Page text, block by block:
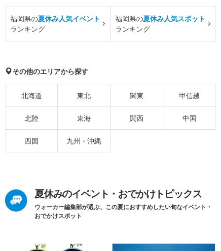
福岡県の夏休み人気イベント
ランキング
福岡県の夏休み人気スポット
ランキング
その他のエリアから探す
北海道 東北 関東 甲信越
北陸 東海 関西 中国
四国 九州・沖縄
夏休みのイベント・おでかけトピックス
ウォーカー編集部が選ぶ、この夏におすすめしたい旬なイベント・
おでかけスポット